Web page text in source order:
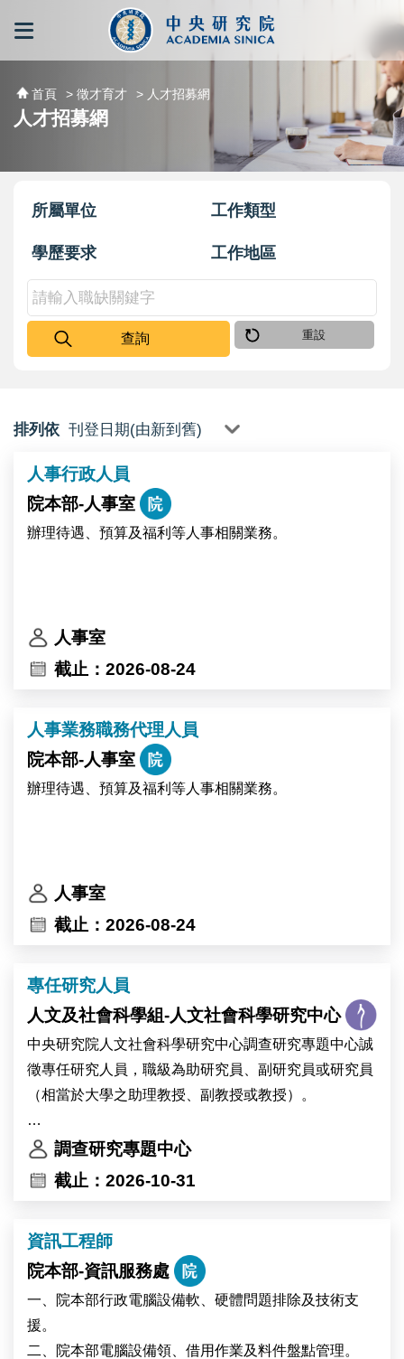
跳到主要內容區塊
首頁 > 徵才育才 > 人才招募網
人才招募網
所屬單位 工作類型
學歷要求 工作地區
查詢 重設
排列依
人事行政人員
院本部-人事室
辦理待遇、預算及福利等人事相關業務。
人事室
截止：2026-08-24
人事業務職務代理人員
院本部-人事室
辦理待遇、預算及福利等人事相關業務。
人事室
截止：2026-08-24
專任研究人員
人文及社會科學組-人文社會科學研究中心
中央研究院人文社會科學研究中心調查研究專題中心誠
徵專任研究人員，職級為助研究員、副研究員或研究員
（相當於大學之助理教授、副教授或教授）。
本中心歡迎專長於調查方法、計算社會科學、文字探勘
或資料科學等領域之優秀學者申請。
術研究環境，擁有高品質的調查資料、數位資料及行政
資料等研究資源，並提供豐富的跨領域合作機會，支持
創新實證研究。
調查研究專題中心
截止：2026-10-31
資訊工程師
院本部-資訊服務處
一、院本部行政電腦設備軟、硬體問題排除及技術支
援。
二、院本部電腦設備領、借用作業及料件盤點管理。